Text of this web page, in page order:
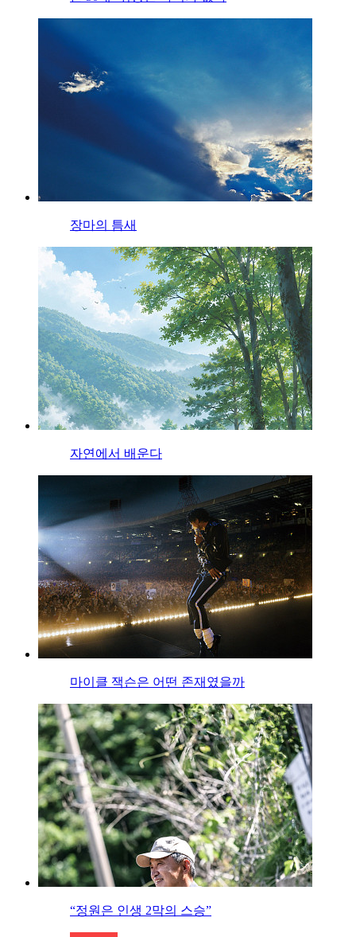
장마의 틈새
자연에서 배운다
마이클 잭슨은 어떤 존재였을까
“정원은 인생 2막의 스승”